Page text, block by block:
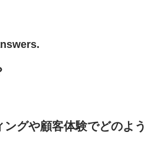
グや顧客体験でどのよう